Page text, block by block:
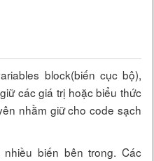
block(biến cục bộ),
các giá trị hoặc biểu thức
nhằm giữ cho code sạch
biến bên trong. Các